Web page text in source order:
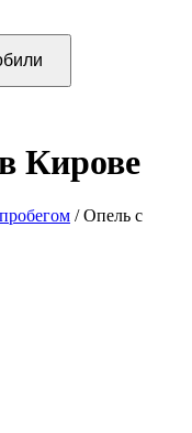
Кирове
/Опель с